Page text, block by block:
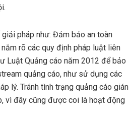
pháp như: Đảm bảo an toàn
rõ các quy định pháp luật liên
Luật Quảng cáo năm 2012 để bảo
quảng cáo, như sử dụng các
lý. Tránh tình trạng quảng cáo gián
vì đây cũng được coi là hoạt động